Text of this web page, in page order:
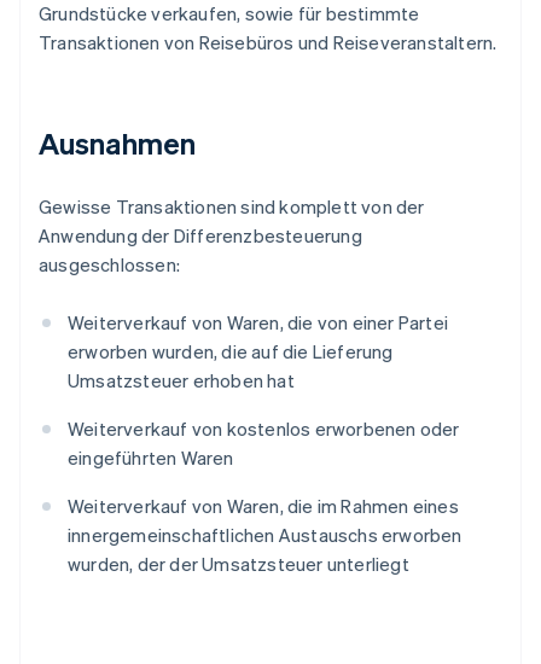
Grundstücke verkaufen, sowie für bestimmte
Transaktionen von Reisebüros und Reiseveranstaltern.
Ausnahmen
Gewisse Transaktionen sind komplett von der
Anwendung der Differenzbesteuerung
ausgeschlossen:
Weiterverkauf von Waren, die von einer Partei
erworben wurden, die auf die Lieferung
Umsatzsteuer erhoben hat
Weiterverkauf von kostenlos erworbenen oder
eingeführten Waren
Weiterverkauf von Waren, die im Rahmen eines
innergemeinschaftlichen Austauschs erworben
wurden, der der Umsatzsteuer unterliegt